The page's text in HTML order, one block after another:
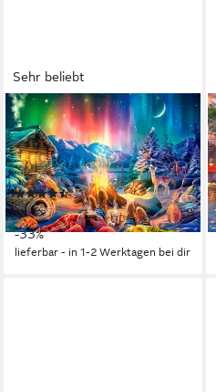
Sehr beliebt
SCHMIDT SPIELE
Puzzle Lagerfeuerromantik
unterm Sternenhimmel, 1000
Puzzleteile, Made in Germany
(21)
ab 10,68 € UVP15,99 €
-33%
lieferbar - in 1-2 Werktagen bei dir